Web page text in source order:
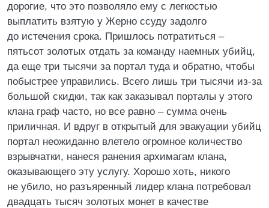
дорогие, что это позволяло ему с легкостью
выплатить взятую у Жерно ссуду задолго
до истечения срока. Пришлось потратиться –
пятьсот золотых отдать за команду наемных убийц,
да еще три тысячи за портал туда и обратно, чтобы
побыстрее управились. Всего лишь три тысячи из-за
большой скидки, так как заказывал порталы у этого
клана граф часто, но все равно – сумма очень
приличная. И вдруг в открытый для эвакуации убийц
портал неожиданно влетело огромное количество
взрывчатки, нанеся ранения архимагам клана,
оказывающего эту услугу. Хорошо хоть, никого
не убило, но разъяренный лидер клана потребовал
двадцать тысяч золотых монет в качестве